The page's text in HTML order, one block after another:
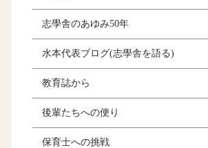
志學舎のあゆみ50年
水本代表ブログ(志學舎を語る)
教育誌から
後輩たちへの便り
保育士への挑戦